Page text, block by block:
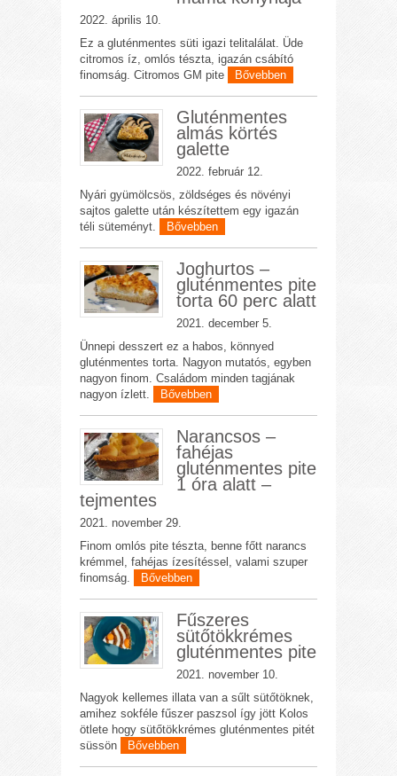
2022. április 10.
Ez a gluténmentes süti igazi telitalálat. Üde
citromos íz, omlós tészta, igazán csábító
finomság. Citromos GM pite
Bővebben
Gluténmentes
almás körtés
galette
2022. február 12.
Nyári gyümölcsös, zöldséges és növényi
sajtos galette után készítettem egy igazán
téli süteményt.
Bővebben
Joghurtos –
gluténmentes pite
torta 60 perc alatt
2021. december 5.
Ünnepi desszert ez a habos, könnyed
gluténmentes torta. Nagyon mutatós, egyben
nagyon finom. Családom minden tagjának
nagyon ízlett.
Bővebben
Narancsos –
fahéjas
gluténmentes pite
1 óra alatt –
tejmentes
2021. november 29.
Finom omlós pite tészta, benne főtt narancs
krémmel, fahéjas ízesítéssel, valami szuper
finomság.
Bővebben
Fűszeres
sütőtökkrémes
gluténmentes pite
2021. november 10.
Nagyok kellemes illata van a sűlt sütőtöknek,
amihez sokféle fűszer paszsol így jött Kolos
ötlete hogy sütőtökkrémes gluténmentes pitét
süssön
Bővebben